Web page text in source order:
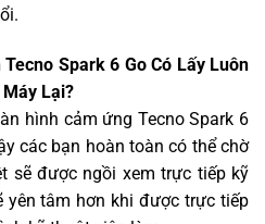
Spark 6 Go Có Lấy Luôn
Lại?
hình cảm ứng Tecno Spark 6
các bạn hoàn toàn có thể chờ
sẽ được ngồi xem trực tiếp kỹ
yên tâm hơn khi được trực tiếp